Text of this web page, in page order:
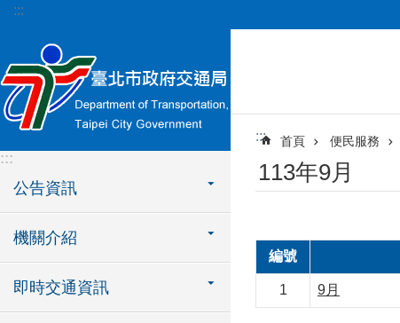
跳到主要內容區塊
:::
:::
公告資訊
機關介紹
即時交通資訊
::: 首頁 便民服務
113年9月
編號
1 9月